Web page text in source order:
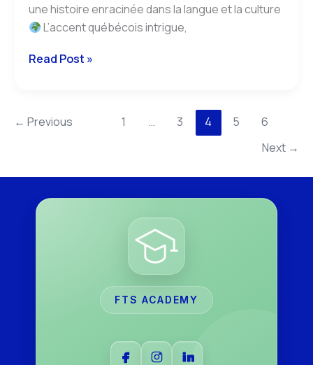
une histoire enracinée dans la langue et la culture
L’accent québécois intrigue,
Read Post »
← Previous 1 … 3 4 5
6
Next →
FTS ACADEMY